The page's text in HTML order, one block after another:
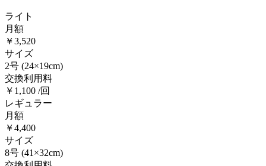
ライト
月額
￥3,520
サイズ
2号 (24×19cm)
交換利用料
￥1,100 /回
レギュラー
月額
￥4,400
サイズ
8号 (41×32cm)